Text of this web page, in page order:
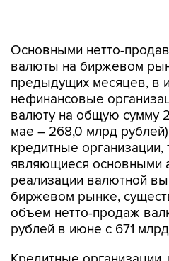
предыдущих месяцев, в
нефинансовые
валюту на общую сумму
мае – 268,0 млрд
кредитные организации,
являющиеся основными
реализации валютной
биржевом рынке,
объем нетто-продаж
рублей в июне с 671
Кредитные организации,